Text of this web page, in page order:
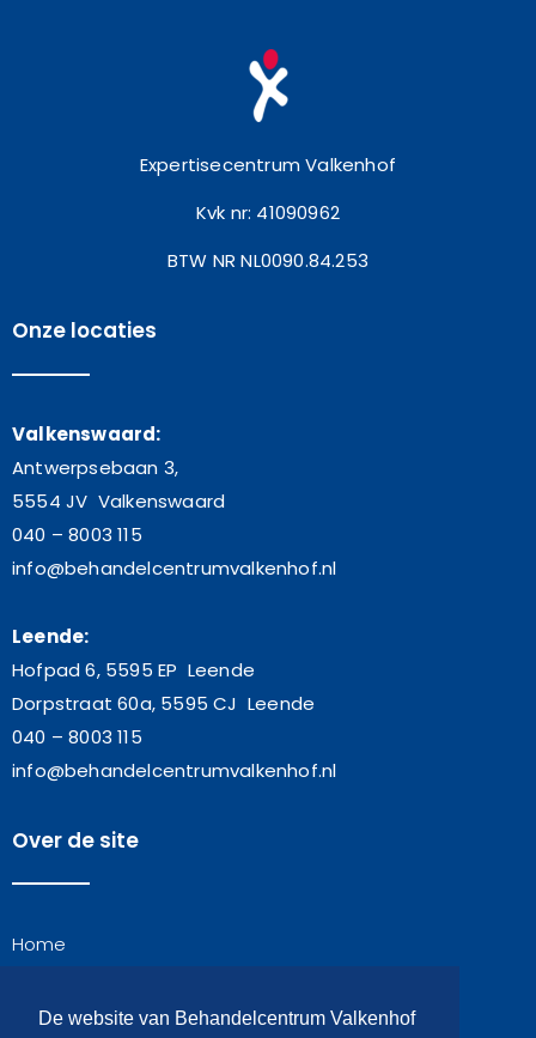
De website van Behandelcentrum Valkenhof
Expertisecentrum Valkenhof
Kvk nr: 41090962
BTW NR NL0090.84.253
Onze locaties
Valkenswaard:
Antwerpsebaan 3,
5554 JV Valkenswaard
040 – 8003 115
info@behandelcentrumvalkenhof.nl
Leende:
Hofpad 6, 5595 EP Leende
Dorpstraat 60a, 5595 CJ Leende
040 – 8003 115
info@behandelcentrumvalkenhof.nl
Over de site
Home
Contact